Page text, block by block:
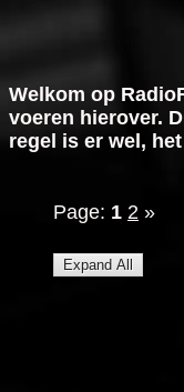
Welkom op
voeren hierover.
regel is er wel,
Page: 1 2 »